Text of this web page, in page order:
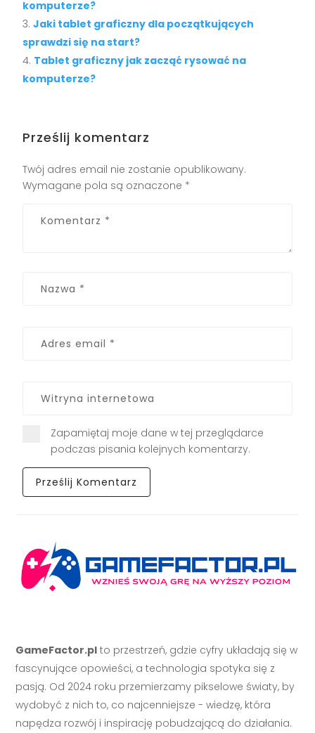
komputerze?
Jaki tablet graficzny dla początkujących
sprawdzi się na start?
Tablet graficzny jak zacząć rysować na
komputerze?
Prześlij komentarz
Twój adres email nie zostanie opublikowany.
Wymagane pola są oznaczone *
Zapamiętaj moje dane w tej przeglądarce
podczas pisania kolejnych komentarzy.
GameFactor.pl to przestrzeń, gdzie cyfry układają się w
fascynujące opowieści, a technologia spotyka się z
pasją. Od 2024 roku przemierzamy pikselowe światy, by
wydobyć z nich to, co najcenniejsze - wiedzę, która
napędza rozwój i inspirację pobudzającą do działania.